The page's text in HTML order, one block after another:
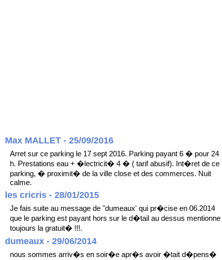
Max MALLET - 25/09/2016
Arret sur ce parking le 17 sept 2016. Parking payant 6 � pour 24
h. Prestations eau + �lectricit� 4 � ( tarif abusif). Int�ret de ce
parking, � proximit� de la ville close et des commerces. Nuit
calme.
les cricris - 28/01/2015
Je fais suite au message de "dumeaux' qui pr�cise en 06.2014
que le parking est payant hors sur le d�tail au dessus mentionne
toujours la gratuit� !!!.
dumeaux - 29/06/2014
nous sommes arriv�s en soir�e apr�s avoir �tait d�pens�